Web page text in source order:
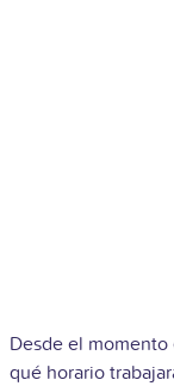
Desde el
qué horario